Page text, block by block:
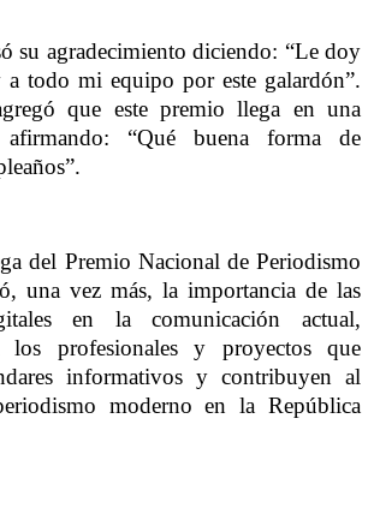
su agradecimiento diciendo: “Le doy
a todo mi equipo por este galardón”.
que este premio llega en una
afirmando: “Qué buena forma de
del Premio Nacional de Periodismo
una vez más, la importancia de las
en la comunicación actual,
los profesionales y proyectos que
informativos y contribuyen al
moderno en la República